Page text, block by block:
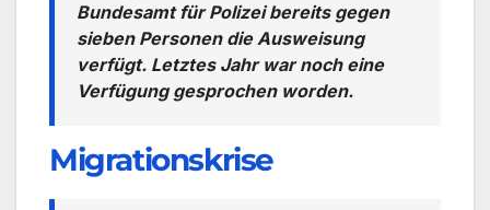
Bundesamt für Polizei bereits gegen
sieben Personen die Ausweisung
verfügt. Letztes Jahr war noch eine
Verfügung gesprochen worden.
Migrationskrise